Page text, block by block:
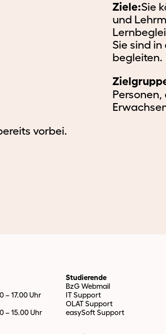
Ziele:Sie
und
Sie sind
begleiten.
vorbei.
– 17.00 Uhr
– 15.00 Uhr
Studierende
BzG Webmail
IT Support
OLAT Support
easySoft Support